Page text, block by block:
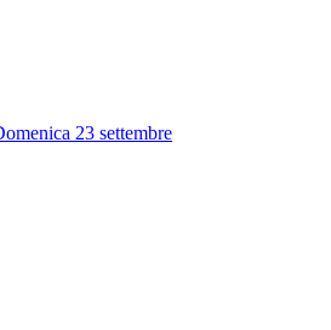
23 settembre